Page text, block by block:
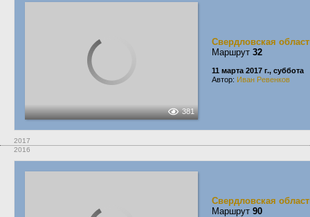
381
Свердловская
Маршрут 32
11 марта 2017 г., суббота
Автор: Иван Ревенков
2017
2016
Свердловская
Маршрут 90